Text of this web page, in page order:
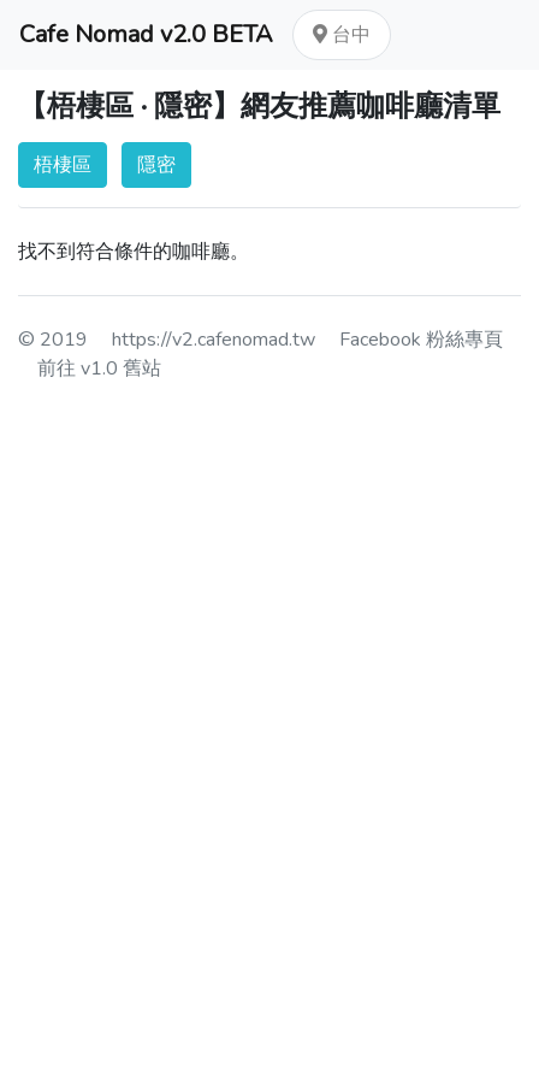
Cafe Nomad v2.0 BETA 台中
【梧棲區 · 隱密】網友推薦咖啡廳清單
梧棲區 隱密
找不到符合條件的咖啡廳。
© 2019 https://v2.cafenomad.tw
Facebook 粉絲專頁
前往 v1.0 舊站